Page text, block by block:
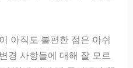
아직도 불편한 점은 아쉬
경 사항들에 대해 잘 모르